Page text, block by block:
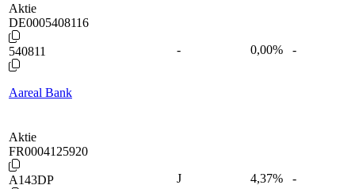
Aktie
DE0005408116
540811
Aareal Bank
- 0,00% -
Aktie
FR0004125920
A143DP J 4,37% -